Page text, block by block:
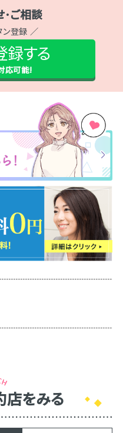
･ご相談
ン登録 ／
録する
応可能!
店をみる